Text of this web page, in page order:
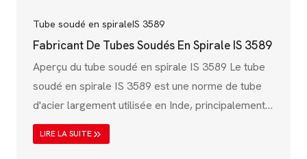
Tube soudé en spiraleIS 3589
Fabricant De Tubes Soudés En Spirale IS 3589
Aperçu du tube soudé en spirale IS 3589 Le tube
soudé en spirale IS 3589 est une norme de tube
d'acier largement utilisée en Inde, principalement
conçue pour le transport de l'eau, les pipelines
industriels et les applications structurelles. Régie
LIRE LA SUITE